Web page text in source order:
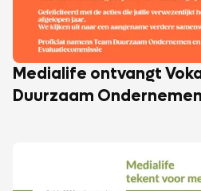
Medialife ontvangt
Duurzaam Ondernemen